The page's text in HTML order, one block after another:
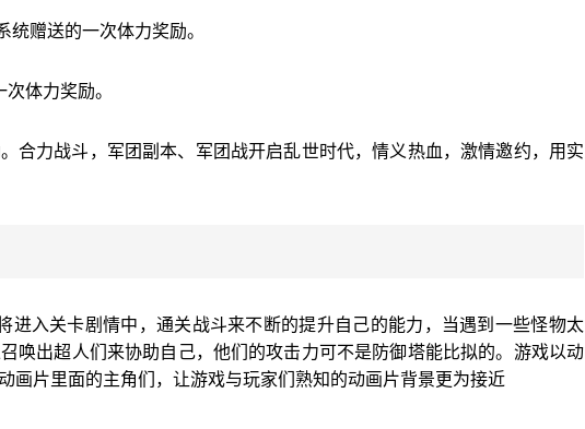
赠送的一次体力奖励。
体力奖励。
合力战斗，军团副本、军团战开启乱世时代，情义热血，激情邀约，用实
进入关卡剧情中，通关战斗来不断的提升自己的能力，当遇到一些怪物太
唤出超人们来协助自己，他们的攻击力可不是防御塔能比拟的。游戏以动
画片里面的主角们，让游戏与玩家们熟知的动画片背景更为接近